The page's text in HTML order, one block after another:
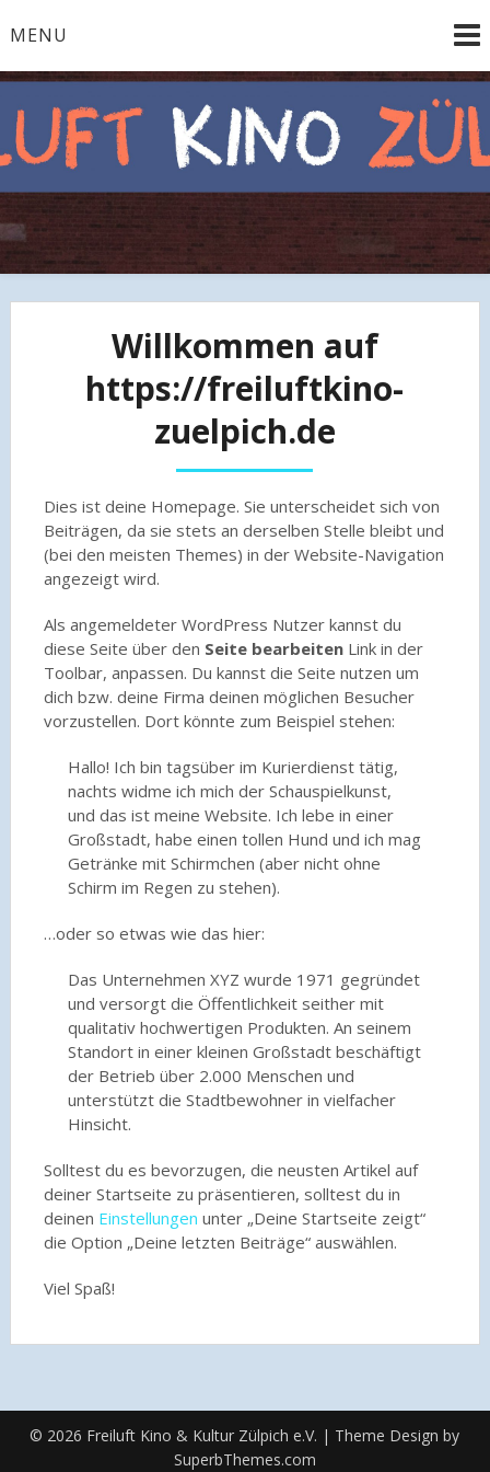
toMENU
Freiluft Kino & Kultur
Zülpich e.V.
Filme der besonderen Art
Willkommen auf
https://freiluftkino-
zuelpich.de
Dies ist deine Homepage. Sie unterscheidet sich von
Beiträgen, da sie stets an derselben Stelle bleibt und
(bei den meisten Themes) in der Website-Navigation
angezeigt wird.
Als angemeldeter WordPress Nutzer kannst du
diese Seite über den Seite bearbeitenLink in der
Toolbar, anpassen. Du kannst die Seite nutzen um
dich bzw. deine Firma deinen möglichen Besucher
vorzustellen. Dort könnte zum Beispiel stehen:
Hallo! Ich bin tagsüber im Kurierdienst tätig,
nachts widme ich mich der Schauspielkunst,
und das ist meine Website. Ich lebe in einer
Großstadt, habe einen tollen Hund und ich mag
Getränke mit Schirmchen (aber nicht ohne
Schirm im Regen zu stehen).
…oder so etwas wie das hier:
Das Unternehmen XYZ wurde 1971 gegründet
und versorgt die Öffentlichkeit seither mit
qualitativ hochwertigen Produkten. An seinem
Standort in einer kleinen Großstadt beschäftigt
der Betrieb über 2.000 Menschen und
unterstützt die Stadtbewohner in vielfacher
Hinsicht.
Solltest du es bevorzugen, die neusten Artikel auf
deiner Startseite zu präsentieren, solltest du in
deinen Einstellungen unter „Deine Startseite zeigt“
die Option „Deine letzten Beiträge“ auswählen.
Viel Spaß!
© 2026 Freiluft Kino & Kultur Zülpich e.V. | Theme Design by
SuperbThemes.com